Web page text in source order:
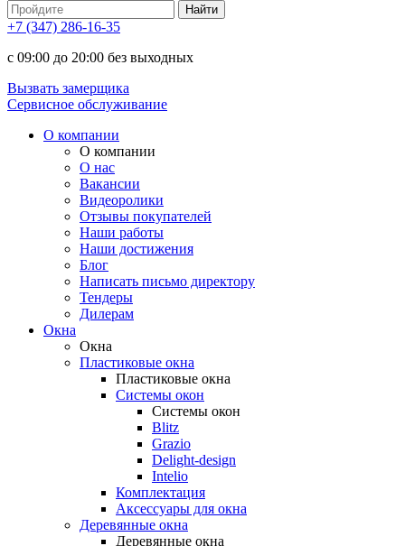
+7 (347) 286-16-35
с 09:00 до 20:00 без выходных
Вызвать замерщика
Сервисное обслуживание
О компании
О компании
О нас
Вакансии
Видеоролики
Отзывы покупателей
Наши работы
Наши достижения
Блог
Написать письмо директору
Тендеры
Дилерам
Окна
Окна
Пластиковые окна
Пластиковые окна
Системы окон
Системы окон
Blitz
Grazio
Delight-design
Intelio
Комплектация
Аксессуары для окна
Деревянные окна
Деревянные окна